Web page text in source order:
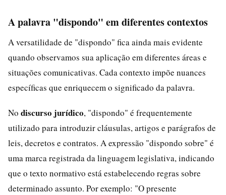
A palavra "dispondo" em diferentes contextos
A versatilidade de "dispondo" fica ainda mais evidente
quando observamos sua aplicação em diferentes áreas e
situações comunicativas. Cada contexto impõe nuances
específicas que enriquecem o significado da palavra.
No discurso jurídico, "dispondo" é frequentemente
utilizado para introduzir cláusulas, artigos e parágrafos de
leis, decretos e contratos. A expressão "dispondo sobre" é
uma marca registrada da linguagem legislativa, indicando
que o texto normativo está estabelecendo regras sobre
determinado assunto. Por exemplo: "O presente